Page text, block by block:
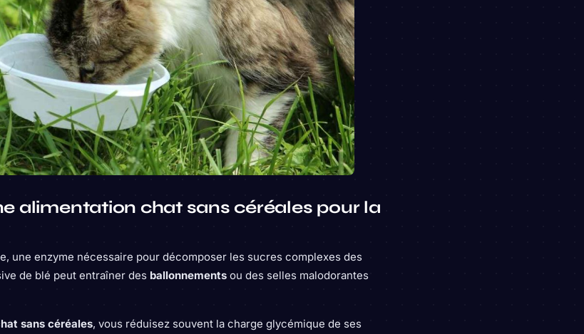
alimentation chat sans céréales pour la
une enzyme nécessaire pour décomposer les sucres complexes des
de blé peut entraîner des ballonnements ou des selles malodorantes
sans céréales, vous réduisez souvent la charge glycémique de ses